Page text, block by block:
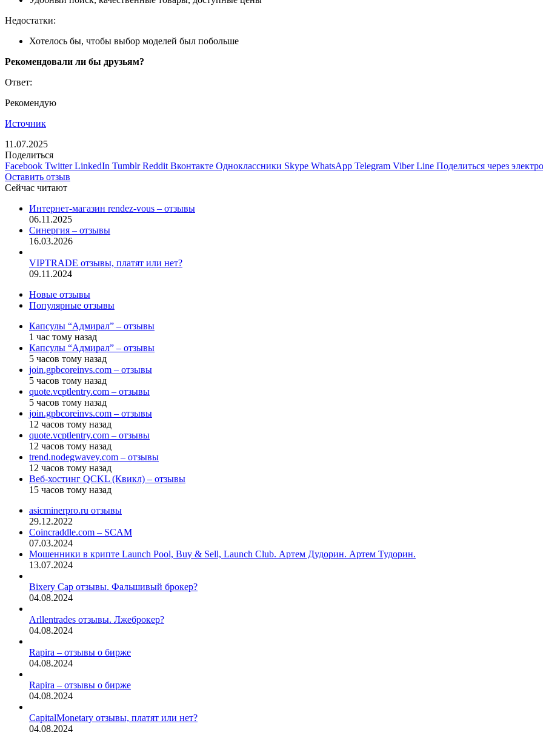
Недостатки:
Хотелось бы, чтобы выбор моделей был побольше
Рекомендовали ли бы друзьям?
Ответ:
Рекомендую
Источник
11.07.2025
Поделиться
Facebook Twitter LinkedIn Tumblr Reddit Вконтакте Одноклассники Skype WhatsApp Telegram Viber Line Поделиться через
Оставить отзыв
Сейчас читают
Интернет-магазин rendez-vous – отзывы
06.11.2025
Синергия – отзывы
16.03.2026
VIPTRADE отзывы, платят или нет?
09.11.2024
Новые отзывы
Популярные отзывы
Капсулы “Адмирал” – отзывы
1 час тому назад
Капсулы “Адмирал” – отзывы
5 часов тому назад
join.gpbcoreinvs.com – отзывы
5 часов тому назад
quote.vcptlentry.com – отзывы
5 часов тому назад
join.gpbcoreinvs.com – отзывы
12 часов тому назад
quote.vcptlentry.com – отзывы
12 часов тому назад
trend.nodegwavey.com – отзывы
12 часов тому назад
Веб-хостинг QCKL (Квикл) – отзывы
15 часов тому назад
asicminerpro.ru отзывы
29.12.2022
Coincraddle.com – SCAM
07.03.2024
Мошенники в крипте Launch Pool, Buy & Sell, Launch Club. Артем Дудорин. Артем Тудорин.
13.07.2024
Bixery Cap отзывы. Фальшивый брокер?
04.08.2024
Arllentrades отзывы. Лжеброкер?
04.08.2024
Rapira – отзывы о бирже
04.08.2024
Rapira – отзывы о бирже
04.08.2024
CapitalMonetary отзывы, платят или нет?
04.08.2024